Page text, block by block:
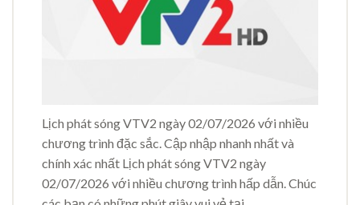
Lịch phát sóng VTV2 ngày 02/07/2026 với nhiều
chương trình đặc sắc. Cập nhập nhanh nhất và
chính xác nhất Lịch phát sóng VTV2 ngày
02/07/2026 với nhiều chương trình hấp dẫn. Chúc